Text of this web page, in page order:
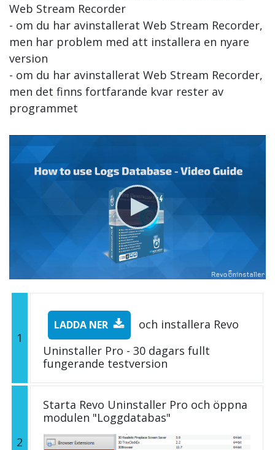
Web Stream Recorder
- om du har avinstallerat Web Stream Recorder,
men har problem med att installera en nyare
version
- om du har avinstallerat Web Stream Recorder,
men det finns fortfarande kvar rester av
programmet
1
LADDA NER
och installera Revo
Uninstaller Pro - 30 dagars fullt
fungerande testversion
2
Starta Revo Uninstaller Pro och öppna
modulen "Loggdatabas"